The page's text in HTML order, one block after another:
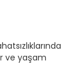
ve yaşam